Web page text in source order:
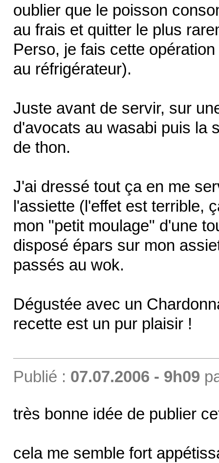
oublier que le poisson
au frais et quitter le plus
Perso, je fais cette
au réfrigérateur).
Juste avant de servir, sur
d'avocats au wasabi puis la
de thon.
J'ai dressé tout ça en me
l'assiette (l'effet est terrible,
mon "petit moulage" d'une
disposé épars sur mon
passés au wok.
Dégustée avec un
recette est un pur plaisir !
Publié : 07.07.2006 - 9h09
très bonne idée de publier
cela me semble fort